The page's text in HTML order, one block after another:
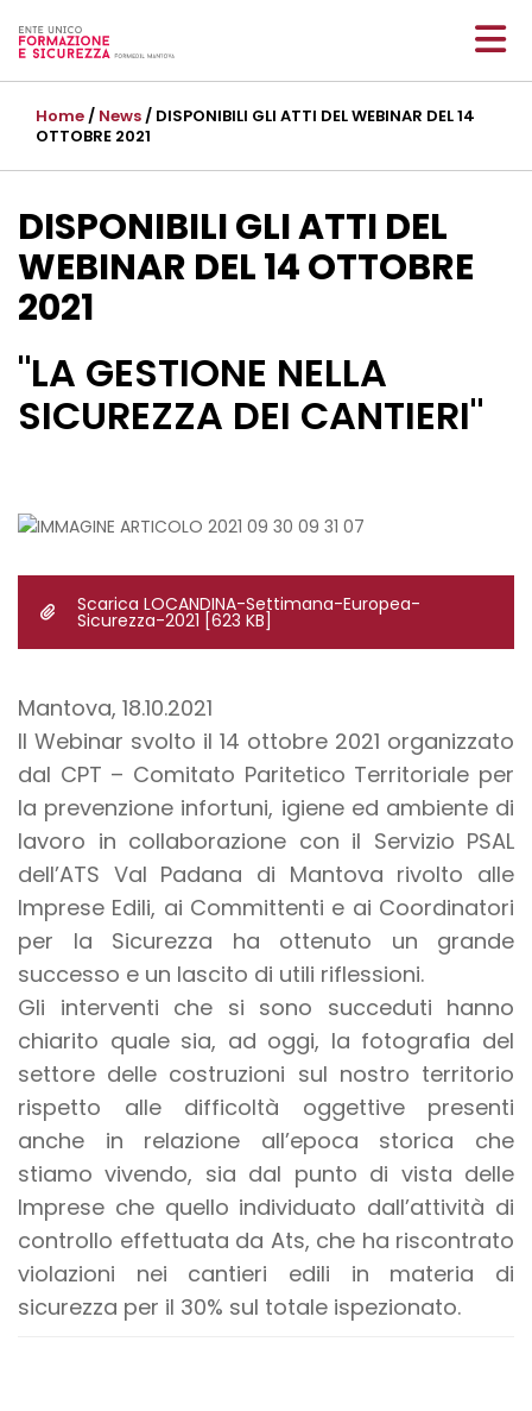
Home/ News/ DISPONIBILI GLI ATTI DEL WEBINAR DEL 14
OTTOBRE 2021
DISPONIBILI GLI ATTI DEL
WEBINAR DEL 14 OTTOBRE
2021
"LA GESTIONE NELLA
SICUREZZA DEI CANTIERI"
Scarica LOCANDINA-Settimana-Europea-
Sicurezza-2021 [623 KB]
Mantova, 18.10.2021
Il Webinar svolto il 14 ottobre 2021 organizzato
dal CPT – Comitato Paritetico Territoriale per
la prevenzione infortuni, igiene ed ambiente di
lavoro in collaborazione con il Servizio PSAL
dell’ATS Val Padana di Mantova rivolto alle
Imprese Edili, ai Committenti e ai Coordinatori
per la Sicurezza ha ottenuto un grande
successo e un lascito di utili riflessioni.
Gli interventi che si sono succeduti hanno
chiarito quale sia, ad oggi, la fotografia del
settore delle costruzioni sul nostro territorio
rispetto alle difficoltà oggettive presenti
anche in relazione all’epoca storica che
stiamo vivendo, sia dal punto di vista delle
Imprese che quello individuato dall’attività di
controllo effettuata da Ats, che ha riscontrato
violazioni nei cantieri edili in materia di
sicurezza per il 30% sul totale ispezionato.